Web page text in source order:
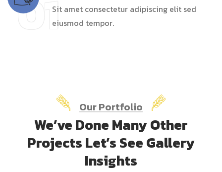
01Sit amet consectetur adipiscing elit sed
eiusmod tempor.
Our Portfolio
We’ve Done Many Other
Projects Let’s See Gallery
Insights